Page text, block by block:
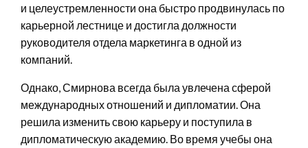
и целеустремленности она быстро продвинулась по
карьерной лестнице и достигла должности
руководителя отдела маркетинга в одной из
компаний.
Однако, Смирнова всегда была увлечена сферой
международных отношений и дипломатии. Она
решила изменить свою карьеру и поступила в
дипломатическую академию. Во время учебы она